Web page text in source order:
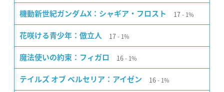
機動新世紀ガンダムX：シャギア・フロスト 17 1%
花咲ける青少年：倣立人 17 1%
魔法使いの約束：フィガロ 16 1%
テイルズ オブ ベルセリア：アイゼン 16 1%